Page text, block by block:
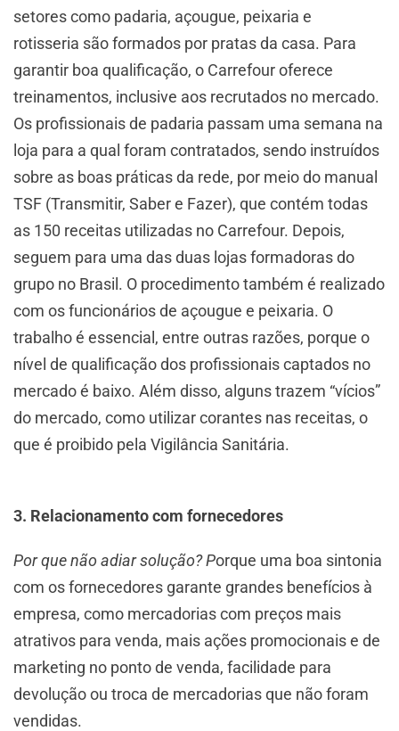
setores como padaria, açougue, peixaria e
rotisseria são formados por pratas da casa. Para
garantir boa qualificação, o Carrefour oferece
treinamentos, inclusive aos recrutados no mercado.
Os profissionais de padaria passam uma semana na
loja para a qual foram contratados, sendo instruídos
sobre as boas práticas da rede, por meio do manual
TSF (Transmitir, Saber e Fazer), que contém todas
as 150 receitas utilizadas no Carrefour. Depois,
seguem para uma das duas lojas formadoras do
grupo no Brasil. O procedimento também é realizado
com os funcionários de açougue e peixaria. O
trabalho é essencial, entre outras razões, porque o
nível de qualificação dos profissionais captados no
mercado é baixo. Além disso, alguns trazem “vícios”
do mercado, como utilizar corantes nas receitas, o
que é proibido pela Vigilância Sanitária.
3. Relacionamento com fornecedores
Por que não adiar solução? Porque uma boa sintonia
com os fornecedores garante grandes benefícios à
empresa, como mercadorias com preços mais
atrativos para venda, mais ações promocionais e de
marketing no ponto de venda, facilidade para
devolução ou troca de mercadorias que não foram
vendidas.